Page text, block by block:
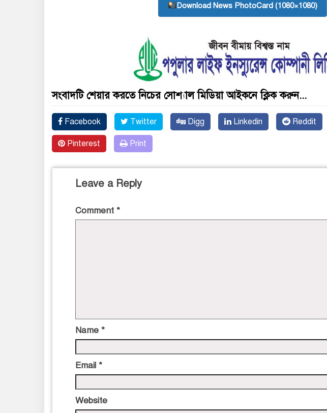
Download News PhotoCard (1080×1080)
সংবাদটি শেয়ার করতে নিচের সোশ্যাল মিডিয়া আইকনে ক্লিক করুন...
Facebook Twitter Digg Linkedin Reddit
Pinterest Print
Leave a Reply
Comment *
Name *
Email *
Website